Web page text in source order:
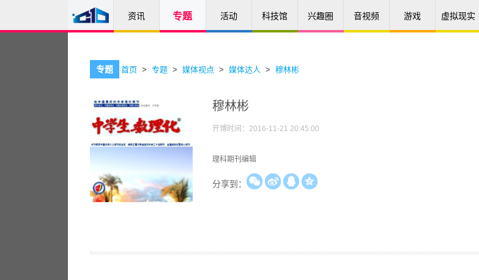
资讯 专题 活动 科技馆 兴趣圈 音视频 游戏 虚拟现实
专题 首页 > 专题 > 媒体视点 > 媒体达人 > 穆林彬
穆林彬
开博时间：2016-11-21 20:45:00
理科期刊编辑
分享到：